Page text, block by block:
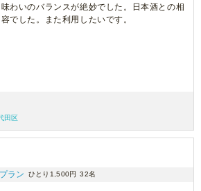
わいのバランスが絶妙でした。日本酒との相
でした。また利用したいです。
田区
ラン ひとり1,500円 32名